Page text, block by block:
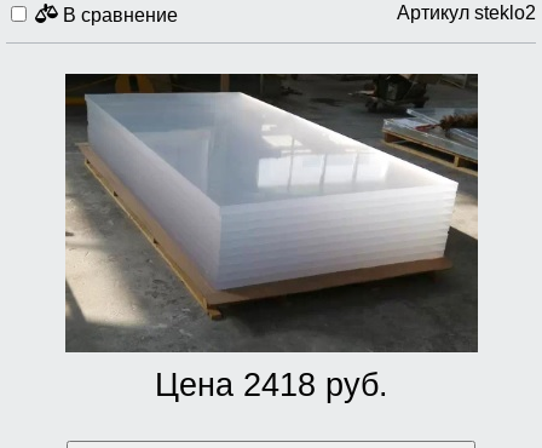
В сравнение Артикул steklo2
Цена 2418 руб.